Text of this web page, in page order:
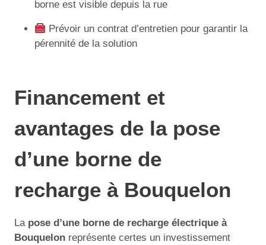
borne est visible depuis la rue
Prévoir un contrat d’entretien pour garantir la
pérennité de la solution
Financement et
avantages de la pose
d’une borne de
recharge à Bouquelon
La pose d’une borne de recharge électrique à
Bouquelon représente certes un investissement